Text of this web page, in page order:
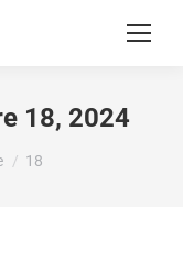
18, 2024
18